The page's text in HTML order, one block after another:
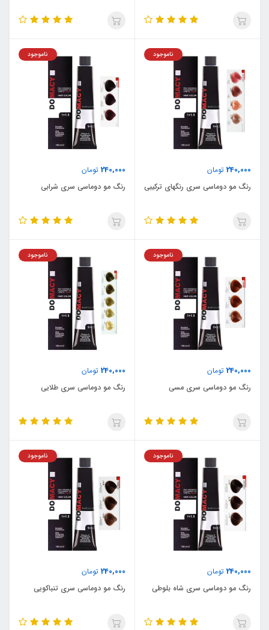
240,000 تومان
ناموجود
رنگ مو دوماسی سری رنگهای ترکیبی
240,000 تومان
ناموجود
رنگ مو دوماسی سری شرابی
240,000 تومان
ناموجود
رنگ مو دوماسی سری مسی
240,000 تومان
ناموجود
رنگ مو دوماسی سری طلایی
240,000 تومان
ناموجود
رنگ مو دوماسی سری شاه بلوطی
240,000 تومان
ناموجود
رنگ مو دوماسی سری تنباکویی